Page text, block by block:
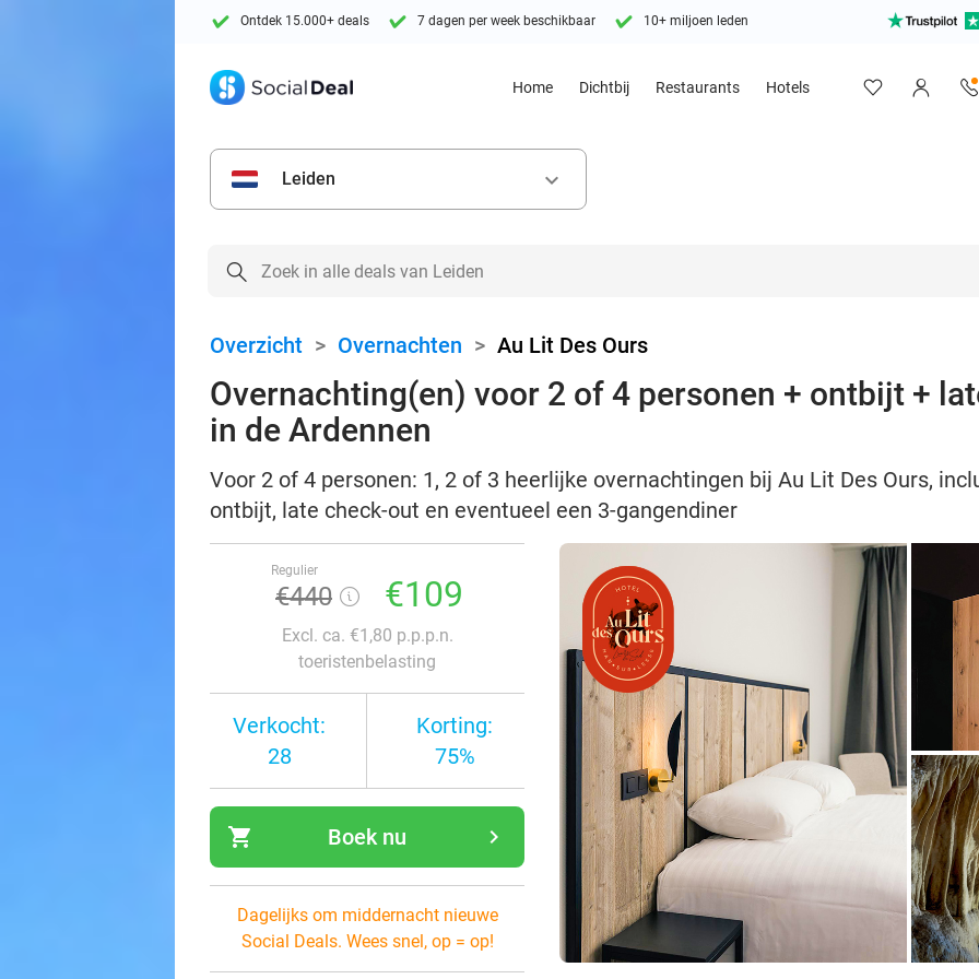
Ontdek 15.000+ deals 7 dagen per week beschikbaar 10+ miljoen leden
Home Dichtbij Restaurants Hotels
Leiden keyboard_arrow_down
Overzicht > Overnachten > Au Lit Des Ours
Overnachting(en) voor 2 of 4 personen + ontbijt +
in de Ardennen
Voor 2 of 4 personen: 1, 2 of 3 heerlijke overnachtingen bij Au Lit Des Ours,
ontbijt, late check-out en eventueel een 3-gangendiner
Regulier
€440 €109
Excl. ca. €1,80 p.p.p.n.
toeristenbelasting
Verkocht:
28
Korting:
75%
shopping_cart navigate_next
Boek nu
Dagelijks om middernacht nieuwe
Social Deals. Wees snel, op = op!